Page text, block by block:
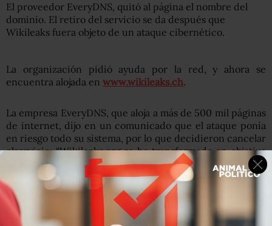
El proveedor EveryDNS, quitó al página el nombre del
dominio. El retiro del servicio se da después que
Wikileaks fuera objeto de un ataque cibernético.
La organización pidió ayuda por la red, y ahora se
encuentra alojada en www.wikileaks.ch.
La empresa EveryDNS, que aloja a más de 500 mil páginas
de internet, dijo en un comunicado que el ataque ponía
en riesgo todo su sistema, por lo que decidieron cancelar
elservicio: “Wikileaks.org se ha transformado en objetivo
de múltiples ataques distribuidos de denegación de
servicio. Estos ataques han amenazado, y futuros ataques
amenazarían, la estabilidad de la infraestructura
EveryDNS.net”.